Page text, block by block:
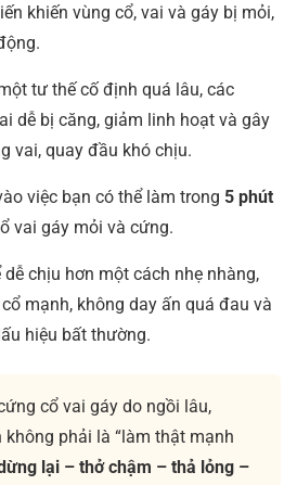
khiến vùng cổ, vai và gáy bị mỏi,
tư thế cố định quá lâu, các
dễ bị căng, giảm linh hoạt và gây
vai, quay đầu khó chịu.
việc bạn có thể làm trong 5 phút
vai gáy mỏi và cứng.
chịu hơn một cách nhẹ nhàng,
mạnh, không day ấn quá đau và
hiệu bất thường.
cổ vai gáy do ngồi lâu,
phải là “làm thật mạnh
lại – thở chậm – thả lỏng –